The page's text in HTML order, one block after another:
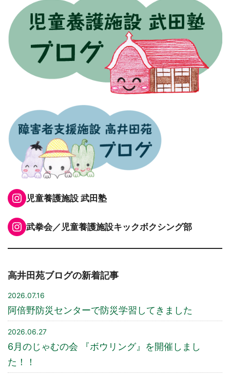
Instagram
児童養護施設 武田塾
Instagram
武拳会／児童養護施設キックボクシング部
高井田苑ブログの新着記事
2026.07.16
阿倍野防災センターで防災学習してきました
2026.06.27
6月のじゃむの会 『ボウリング』を開催しまし
た！！